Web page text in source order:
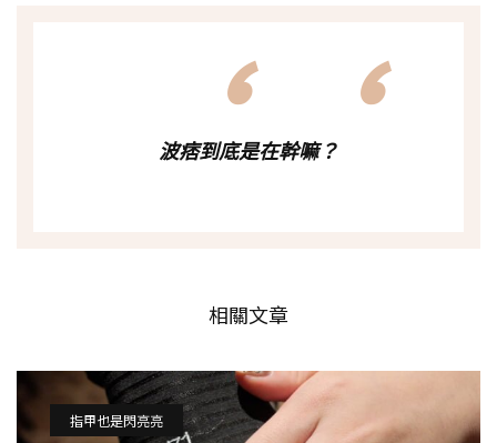
波痞到底是在幹嘛？
相關文章
指甲也是閃亮亮